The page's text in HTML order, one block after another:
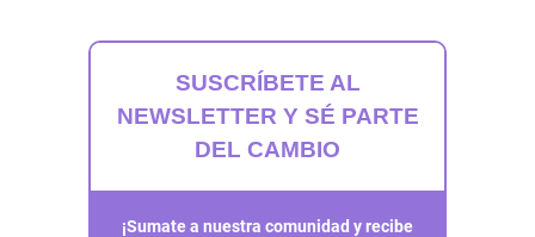
SUSCRÍBETE AL
NEWSLETTER Y SÉ PARTE
DEL CAMBIO
¡Sumate a nuestra comunidad y recibe